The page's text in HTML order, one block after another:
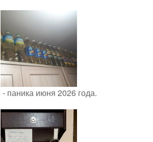
паника июня 2026 года.